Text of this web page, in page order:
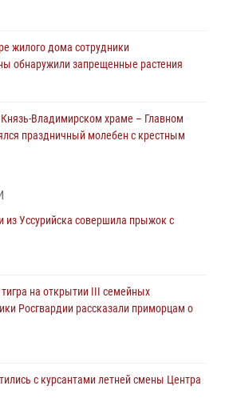
жилого дома сотрудники
обнаружили запрещенные растения
Владимирском храме – Главном
праздничный молебен с крестным
Руси
Росгвардии рассказали приморцам о
напомнили гражданам, как
из Уссурийска совершила прыжок с
на открытии III семейных
Росгвардии рассказали приморцам о
с курсантами летней смены Центра